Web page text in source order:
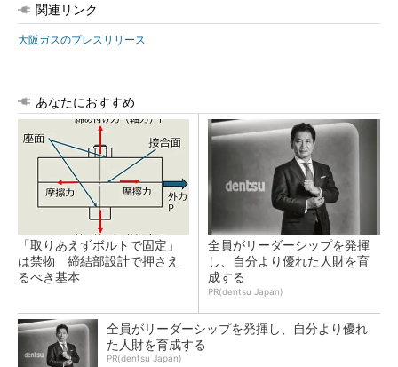
関連リンク
大阪ガスのプレスリリース
あなたにおすすめ
「取りあえずボルトで固定」
は禁物 締結部設計で押さえ
るべき基本
全員がリーダーシップを発揮
し、自分より優れた人財を育
成する
PR(dentsu Japan)
全員がリーダーシップを発揮し、自分より優れ
た人財を育成する
PR(dentsu Japan)